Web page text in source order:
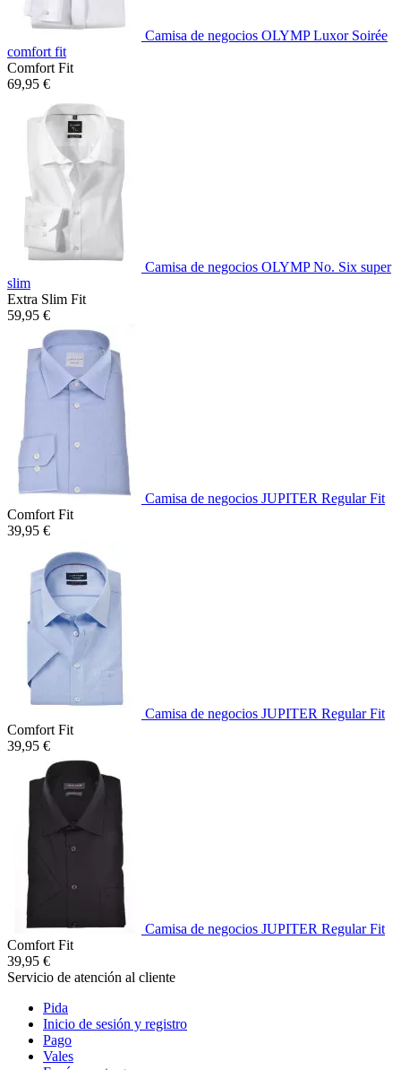
Camisa de negocios OLYMP Luxor Soirée
comfort fit
Comfort Fit
69,95 €
Camisa de negocios OLYMP No. Six super
slim
Extra Slim Fit
59,95 €
Camisa de negocios JUPITER Regular Fit
Comfort Fit
39,95 €
Camisa de negocios JUPITER Regular Fit
Comfort Fit
39,95 €
Camisa de negocios JUPITER Regular Fit
Comfort Fit
39,95 €
Servicio de atención al cliente
Pida
Inicio de sesión y registro
Pago
Vales